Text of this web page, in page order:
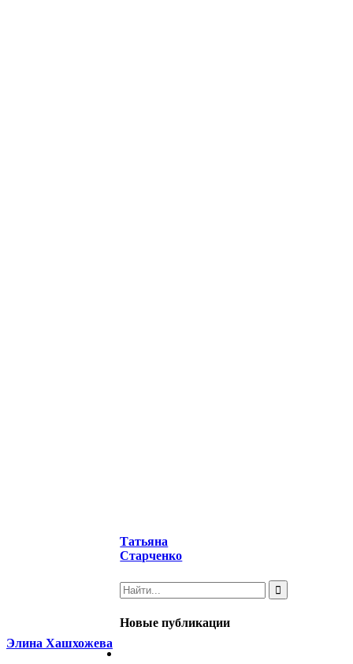
Элина Хашхожева
Татьяна
Старченко
Новые публикации